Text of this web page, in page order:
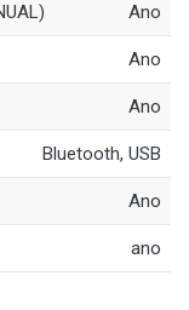
Ano
Ano
Ano
Bluetooth, USB
Ano
ano